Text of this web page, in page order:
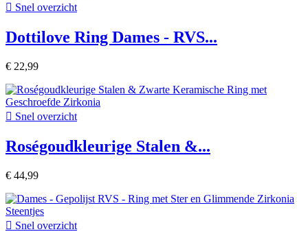
 Snel overzicht
Dottilove Ring Dames - RVS...
€ 22,99
 Snel overzicht
Roségoudkleurige Stalen &...
€ 44,99
 Snel overzicht